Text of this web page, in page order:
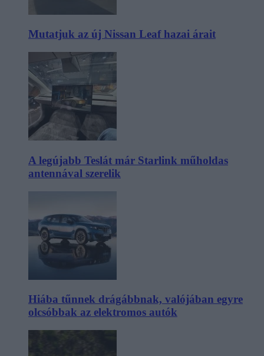
Mutatjuk az új Nissan Leaf hazai árait
A legújabb Teslát már Starlink műholdas
antennával szerelik
Hiába tűnnek drágábbnak, valójában egyre
olcsóbbak az elektromos autók